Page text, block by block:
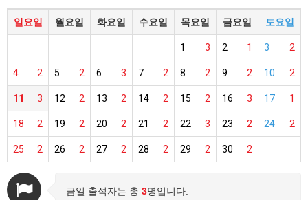
일요일 월요일 화요일 수요일 목요일 금요일 토요일
3
1 1
2 2
3
2
4 2
5 3
6 2
7 2
8 2
9 2
10
3
11 2
12 2
13 2
14 2
15 3
16 1
17
2
18 2
19 2
20 2
21 3
22 2
23 2
24
2
25 2
26 2
27 2
28 2
29 2
30
금일 출석자는 총 3명입니다.